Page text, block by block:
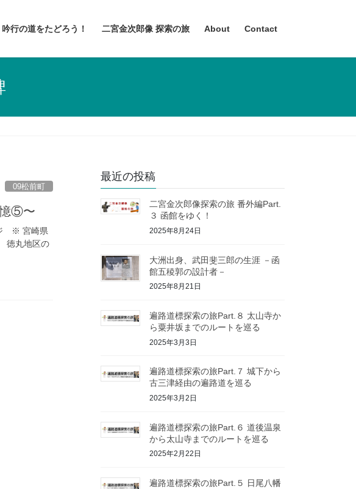
行の道をたどろう！ 二宮金次郎像 探索の旅 About Contact
09松前町
憶⑤〜
※ 宮崎県
徳丸地区の
最近の投稿
二宮金次郎像探索の旅 番外編Part.
３ 函館をゆく！
2025年8月24日
大洲出身、武田斐三郎の生涯 －函
館五稜郭の設計者－
2025年8月21日
遍路道標探索の旅Part.８ 太山寺か
ら粟井坂までのルートを巡る
2025年3月3日
遍路道標探索の旅Part.７ 城下から
古三津経由の遍路道を巡る
2025年3月2日
遍路道標探索の旅Part.６ 道後温泉
から太山寺までのルートを巡る
2025年2月22日
遍路道標探索の旅Part.５ 日尾八幡